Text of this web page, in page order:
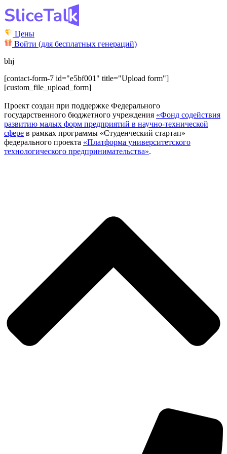
Цены
Войти (для бесплатных генераций)
bhj
[contact-form-7 id="e5bf001" title="Upload form"]
[custom_file_upload_form]
Проект создан при поддержке Федерального
государственного бюджетного учреждения «Фонд содействия
развитию малых форм предприятий в научно-технической
сфере в рамках программы «Студенческий стартап»
федерального проекта «Платформа университетского
технологического предпринимательства».